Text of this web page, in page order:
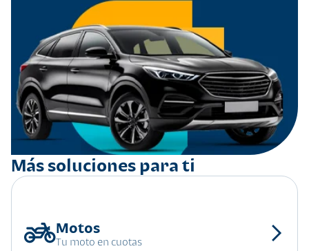
Más soluciones para ti
Tu moto en cuotas